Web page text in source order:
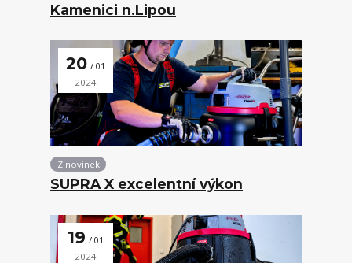
Kamenici n.Lipou
20 01
2024
Z novinek
SUPRA X excelentní výkon
19 01
2024